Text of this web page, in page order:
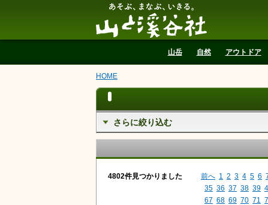
山岳 自然 アウトドア
HOME
さらに絞り込む
4802件見つかりました 前へ 1 2 3 4 5 6
35 36 37 38 39
67 68 69 70 71